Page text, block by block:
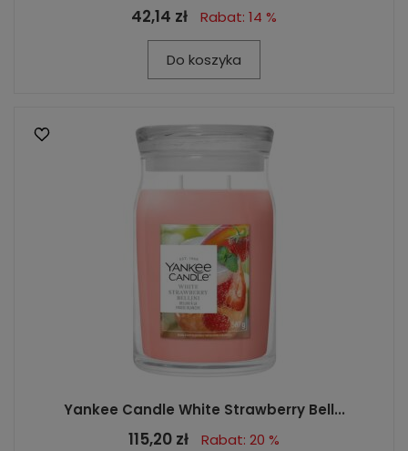
42,14 zł Rabat: 14 %
Do koszyka
Yankee Candle White Strawberry Bell...
115,20 zł Rabat: 20 %